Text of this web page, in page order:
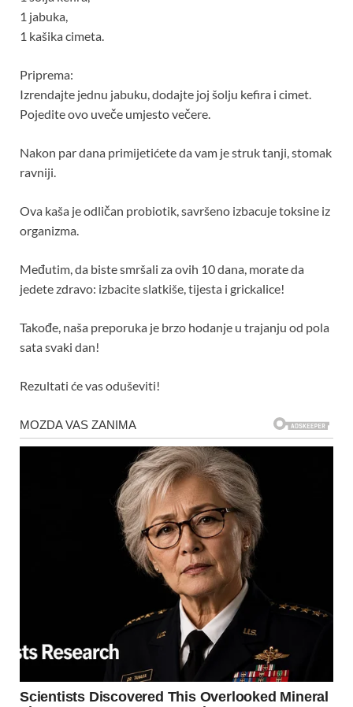
1 jabuka,
1 kašika cimeta.
Priprema:
Izrendajte jednu jabuku, dodajte joj šolju kefira i cimet.
Pojedite ovo uveče umjesto večere.
Nakon par dana primijetićete da vam je struk tanji, stomak
ravniji.
Ova kaša je odličan probiotik, savršeno izbacuje toksine iz
organizma.
Međutim, da biste smršali za ovih 10 dana, morate da
jedete zdravo: izbacite slatkiše, tijesta i grickalice!
Takođe, naša preporuka je brzo hodanje u trajanju od pola
sata svaki dan!
Rezultati će vas oduševiti!